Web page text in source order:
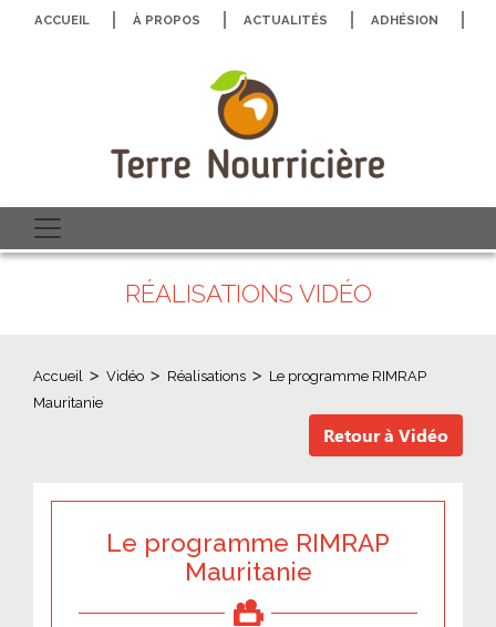
ACCUEIL À PROPOS ACTUALITÉS ADHÉSION
RÉALISATIONS VIDÉO
Accueil > Vidéo > Réalisations > Le programme RIMRAP
Mauritanie
Retour à Vidéo
Le programme RIMRAP
Mauritanie